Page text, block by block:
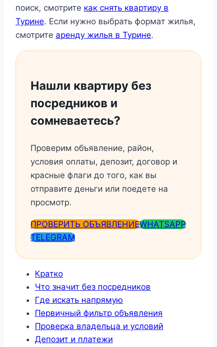
поиск, смотрите как снять квартиру в
Турине. Если нужно выбрать формат жилья,
смотрите аренду жилья в Турине.
Нашли квартиру без
посредников и
сомневаетесь?
Проверим объявление, район,
условия оплаты, депозит, договор и
красные флаги до того, как вы
отправите деньги или поедете на
просмотр.
ПРОВЕРИТЬ ОБЪЯВЛЕНИЕWHATSAPP
TELEGRAM
Кратко
Что значит без посредников
Где искать напрямую
Первичный фильтр объявления
Проверка владельца и условий
Депозит и платежи